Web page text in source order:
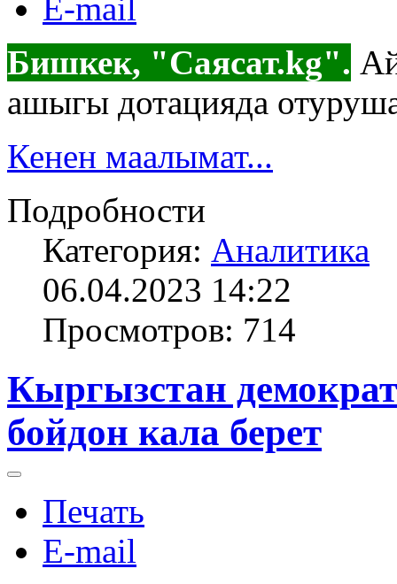
E-mail
Бишкек, "Саясат.kg".
ашыгы дотацияда
Кенен маалымат...
Подробности
Категория: Аналитика
06.04.2023 14:22
Просмотров: 714
Кыргызстан
бойдон кала берет
Печать
E-mail